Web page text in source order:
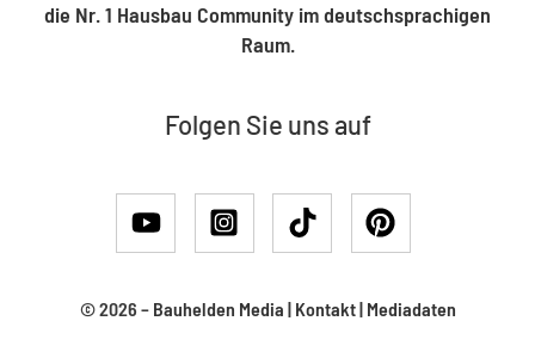
die Nr. 1 Hausbau Community im deutschsprachigen
Raum.
Folgen Sie uns auf
© 2026 – Bauhelden Media | Kontakt| Mediadaten